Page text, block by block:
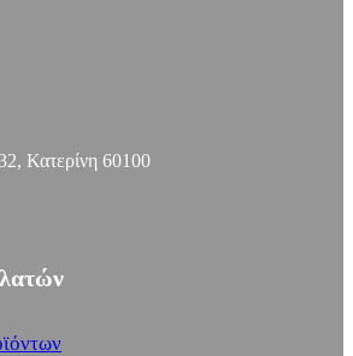
Κατερίνη 60100